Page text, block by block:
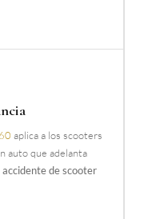
aplica a los scooters
auto que adelanta
accidente de scooter